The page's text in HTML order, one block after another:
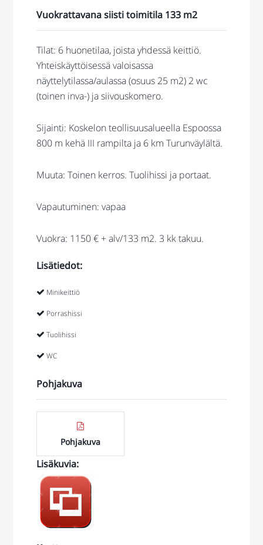
Vuokrattavana siisti toimitila 133 m2
Tilat: 6 huonetilaa, joista yhdessä keittiö.
Yhteiskäyttöisessä valoisassa
näyttelytilassa/aulassa (osuus 25 m2) 2 wc
(toinen inva-) ja siivouskomero.
Sijainti: Koskelon teollisuusalueella Espoossa
800 m kehä III rampilta ja 6 km Turunväylältä.
Muuta: Toinen kerros. Tuolihissi ja portaat.
Vapautuminen: vapaa
Vuokra: 1150 € + alv/133 m2. 3 kk takuu.
Lisätiedot:
Minikeittiö
Porrashissi
Tuolihissi
WC
Pohjakuva
Pohjakuva
Lisäkuvia:
https://jonne.smugmug.com/Toimitilat/Koskelo-
1/